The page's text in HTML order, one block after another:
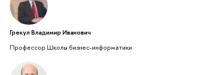
Грекул Владимир Иванович
Профессор Школы бизнес-информатики